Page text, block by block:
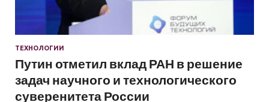
ТЕХНОЛОГИИ
Путин отметил вклад РАН в решение
задач научного и технологического
суверенитета России